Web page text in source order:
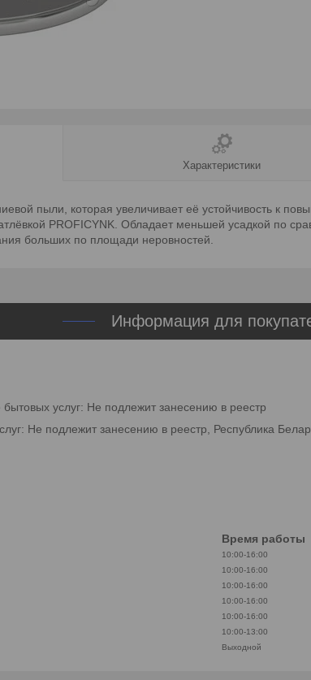
Характеристики
пыли, которая увеличивает её устойчивость к
PROFICYNK. Обладает меньшей усадкой по
больших по площади неровностей.
Информация для
услуг: Не подлежит занесению в реестр
Не подлежит занесению в реестр, Республика
Время работы
10:00-16:00
10:00-16:00
10:00-16:00
10:00-16:00
10:00-16:00
10:00-13:00
Выходной